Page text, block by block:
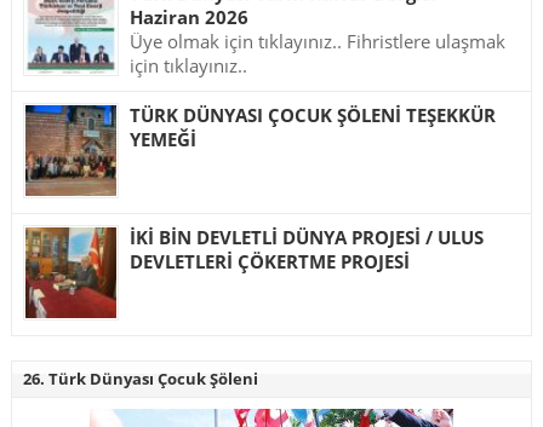
Haziran 2026
Üye olmak için tıklayınız.. Fihristlere ulaşmak
için tıklayınız..
TÜRK DÜNYASI ÇOCUK ŞÖLENİ TEŞEKKÜR
YEMEĞİ
İKİ BİN DEVLETLİ DÜNYA PROJESİ / ULUS
DEVLETLERİ ÇÖKERTME PROJESİ
26. Türk Dünyası Çocuk Şöleni